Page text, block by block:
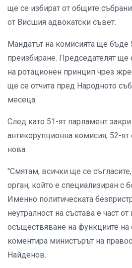
ще се избират от общите
от Висшия адвокатски съвет.
Мандатът на комисията ще бъде
преизбиране. Председателят ще
на ротационен принцип чрез
ще се отчита пред Народното
месеца.
След като 51-ят парламент закри
антикорупционна комисия, 52-ят
нова.
"Смятам, всички ще се
орган, който е специализиран с
Именно политическата
неутралност на състава е част от
осъществяване на функциите на
коментира министърът на
Найденов.